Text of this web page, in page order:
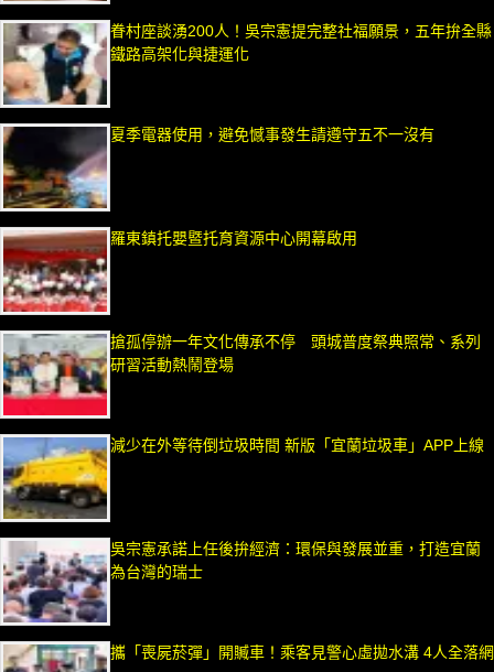
眷村座談湧200人！吳宗憲提完整社福願景，五年拚全縣
鐵路高架化與捷運化
夏季電器使用，避免憾事發生請遵守五不一沒有
羅東鎮托嬰暨托育資源中心開幕啟用
搶孤停辦一年文化傳承不停 頭城普度祭典照常、系列
研習活動熱鬧登場
減少在外等待倒垃圾時間 新版「宜蘭垃圾車」APP上線
吳宗憲承諾上任後拚經濟：環保與發展並重，打造宜蘭
為台灣的瑞士
攜「喪屍菸彈」開贓車！乘客見警心虛拋水溝 4人全落網